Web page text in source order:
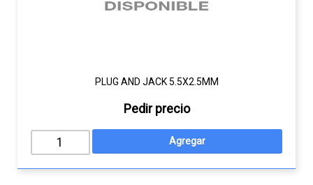
PLUG AND JACK 5.5X2.5MM
Pedir precio